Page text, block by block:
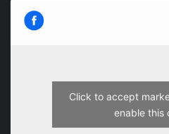
Click to accept
enable this